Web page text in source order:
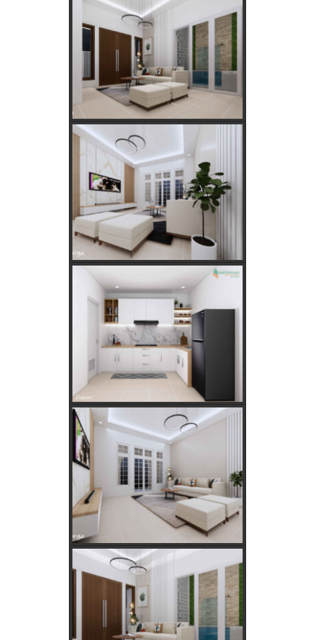
Keajaiban Lukisan Panen Padi dalam Feng Shui
Mimpi Tikus Masuk Rumah: Apa Makna Sebenarnya?
Fungsi dan Ukuran MCB dalam Sistem Kelistrikan
Apakah Feng Shui Buruk Jika Memiliki Tanaman Hias
Golongan Tarif Listrik PLN dan Cara Mengecek Daya
Listrik di Rumah
Kebutuhan Listrik anda Besar perlu Daya Listrik
PLN 3 Phase!
Kebutuhan Listrik yang Tepat untuk Rumah Tangga,
Kantor, dan Industri
Panduan Lengkap Jual Beli Tanah Adat: Regulasi,
Syarat, dan Tips Aman
Panduan Lengkap Memilih Kamera CCTV yang Tepat
untuk Rumah
Cara Mudah Menemukan Nomor Rekening Listrik di
Meteran Listrik Lama